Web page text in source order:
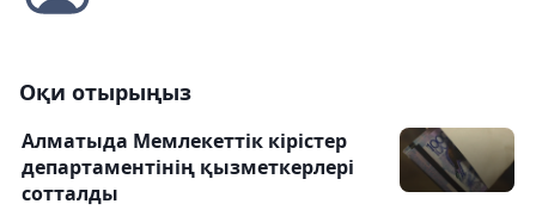
Оқи отырыңыз
Алматыда Мемлекеттік кірістер
департаментінің қызметкерлері
сотталды